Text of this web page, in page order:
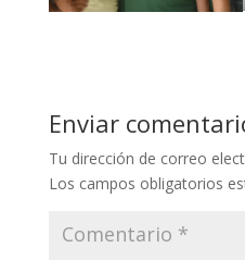
Enviar
Tu dirección de correo
Los campos obligatorios